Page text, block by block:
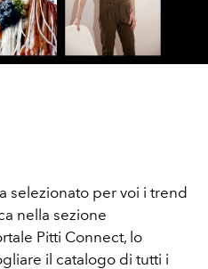
selezionato per voi i trend
nella sezione
Pitti Connect, lo
il catalogo di tutti i